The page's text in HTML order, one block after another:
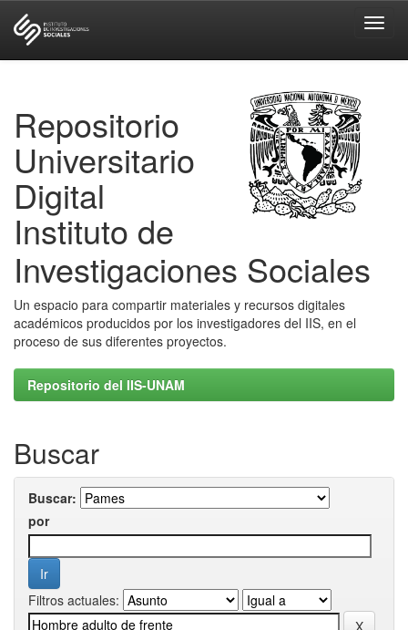
Repositorio
Universitario
Digital
Instituto de
Investigaciones Sociales
Un espacio para compartir materiales y recursos digitales
académicos producidos por los investigadores del IIS, en el
proceso de sus diferentes proyectos.
Repositorio del IIS-UNAM
Buscar
Buscar:
por
Filtros actuales: